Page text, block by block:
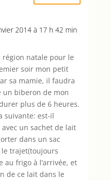
2014 à 17 h 42 min
région natale pour le
soir mon petit
sa mamie, il faudra
un biberon de mon
plus de 6 heures.
suivante: est-il
un sachet de lait
dans un sac
trajet(toujours
au frigo à l’arrivée, et
de ce lait dans le